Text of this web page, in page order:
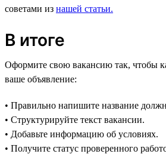
советами из нашей статьи.
В итоге
Оформите свою вакансию так, чтобы
ваше объявление:
• Правильно напишите название
• Структурируйте текст вакансии.
• Добавьте информацию об условиях.
• Получите статус проверенного